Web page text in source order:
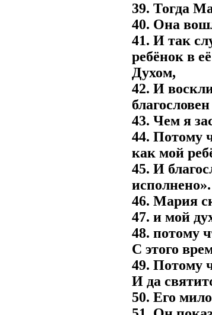
39. Тогда
40. Она
41. И так
ребёнок в
Духом,
42. И
43. Чем я
44. Потому
как мой
45. И
исполнено».
46. Мария
47. и мой
48. потому
С этого
49. Потому
И да
50. Его